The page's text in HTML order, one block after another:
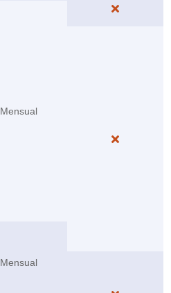
Mensual
Mensual

